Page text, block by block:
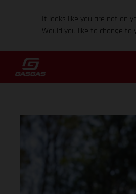
It looks like you are not on
Would you like to change to